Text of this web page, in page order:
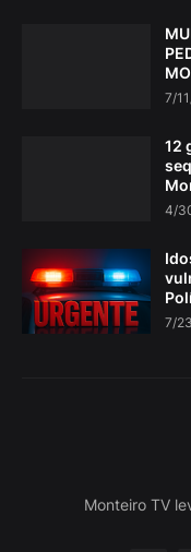
7/
12
4/
7/
Monteiro TV